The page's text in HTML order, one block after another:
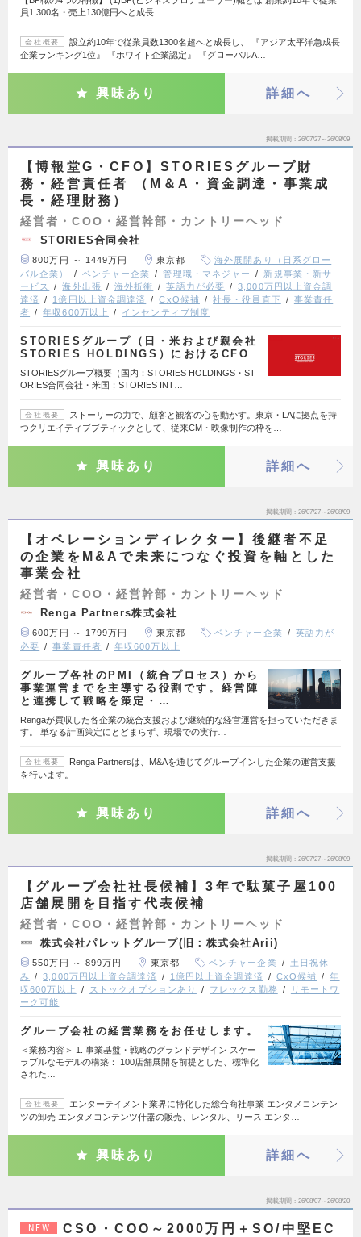
員1,300名・売上130億円へと成長…
会社概要
設立約10年で従業員数1300名超へと成長し、 『アジア太平洋急成長
企業ランキング1位』 『ホワイト企業認定』 『グローバルA…
興味あり 詳細へ
掲載期間 26/07/27～26/08/09
【博報堂G・CFO】STORIESグループ財
務・経営責任者 （M＆A・資金調達・事業成
長・経理財務）
経営者・COO・経営幹部・カントリーヘッド
STORIES合同会社
800万円 ～ 1449万円 東京都
海外展開あり（日系グロー
バル企業）
ベンチャー企業 管理職・マネジャー
新規事業・新サ
ービス
海外出張 海外折衝 英語力が必要
3,000万円以上資金調
達済
1億円以上資金調達済 CxO候補 社長・役員直下
事業責任
者
年収600万以上 インセンティブ制度
STORIESグループ（日・米および親会社
STORIES HOLDINGS）におけるCFO
STORIESグループ概要（国内：STORIES HOLDINGS・ST
ORIES合同会社・米国；STORIES INT…
会社概要
ストーリーの力で、顧客と観客の心を動かす。東京・LAに拠点を持
つクリエイティブブティックとして、従来CM・映像制作の枠を…
興味あり 詳細へ
掲載期間 26/07/27～26/08/09
【オペレーションディレクター】後継者不足
の企業をM&Aで未来につなぐ投資を軸とした
事業会社
経営者・COO・経営幹部・カントリーヘッド
Renga Partners株式会社
600万円 ～ 1799万円 東京都 ベンチャー企業
英語力が
必要
事業責任者 年収600万以上
グループ各社のPMI（統合プロセス）から
事業運営までを主導する役割です。経営陣
と連携して戦略を策定・…
Rengaが買収した各企業の統合支援および継続的な経営運営を担っていただきま
す。 単なる計画策定にとどまらず、現場での実行…
会社概要
Renga Partnersは、M&Aを通じてグループインした企業の運営支援
を行います。
興味あり 詳細へ
掲載期間 26/07/27～26/08/09
【グループ会社社長候補】3年で駄菓子屋100
店舗展開を目指す代表候補
経営者・COO・経営幹部・カントリーヘッド
株式会社パレットグループ(旧：株式会社Arii)
550万円 ～ 899万円 東京都 ベンチャー企業
土日祝休
み
3,000万円以上資金調達済 1億円以上資金調達済 CxO候補
年
収600万以上
ストックオプションあり フレックス勤務
リモートワ
ーク可能
グループ会社の経営業務をお任せします。
＜業務内容＞ 1. 事業基盤・戦略のグランドデザイン スケー
ラブルなモデルの構築： 100店舗展開を前提とした、標準化
された…
会社概要
エンターテイメント業界に特化した総合商社事業 エンタメコンテン
ツの卸売 エンタメコンテンツ什器の販売、レンタル、リース エンタ…
興味あり 詳細へ
掲載期間 26/08/07～26/08/20
NEW
CSO・COO～2000万円＋SO/中堅EC